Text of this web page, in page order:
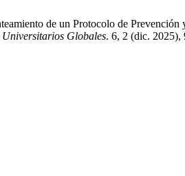
de un Protocolo de Prevención
Universitarios Globales. 6, 2 (dic. 2025),